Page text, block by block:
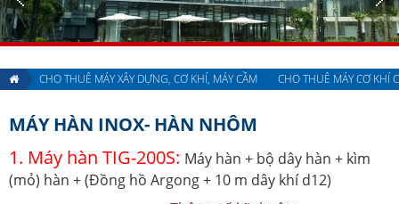
CHO THUÊ MÁY XÂY DỰNG, CƠ KHÍ, MÁY CẦM CHO THUÊ MÁY CƠ KHÍ
MÁY HÀN INOX- HÀN NHÔM
1. Máy hàn TIG-200S: Máy hàn + bộ dây hàn + kìm
(mỏ) hàn + (Đồng hồ Argong + 10 m dây khí d12)